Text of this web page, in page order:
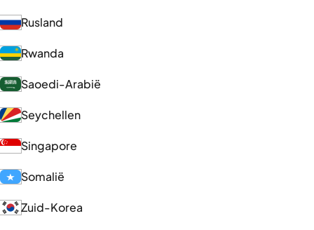
Rusland
Rwanda
Saoedi-Arabië
Seychellen
Singapore
Somalië
Zuid-Korea